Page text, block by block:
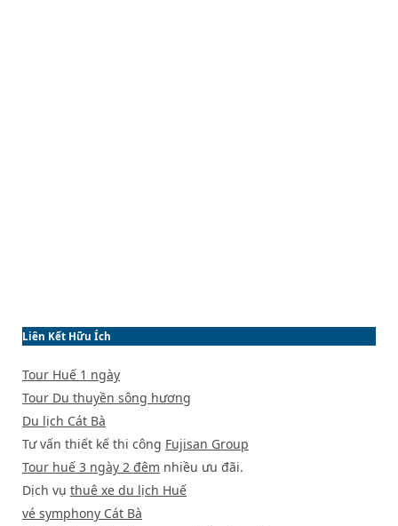
Liên Kết Hữu Ích
Tour Huế 1 ngày
Tour Du thuyền sông hương
Du lịch Cát Bà
Tư vấn thiết kế thi công Fujisan Group
Tour huế 3 ngày 2 đêm nhiều ưu đãi.
Dịch vụ thuê xe du lịch Huế
vé symphony Cát Bà